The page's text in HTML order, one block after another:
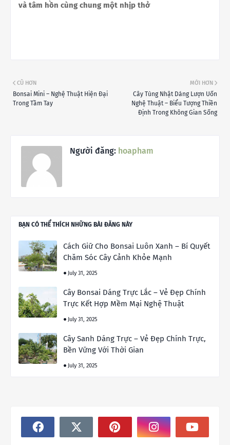
và tâm hồn cùng chung một nhịp thở
MỚI HƠN
Cây Tùng Nhật Dáng Lượn Uốn
Nghệ Thuật – Biểu Tượng Thiền
Định Trong Không Gian Sống
CŨ HƠN
Bonsai Mini – Nghệ Thuật Hiện Đại
Trong Tầm Tay
Người đăng: hoapham
BẠN CÓ THỂ THÍCH NHỮNG BÀI ĐĂNG NÀY
Cách Giữ Cho Bonsai Luôn Xanh – Bí Quyết
Chăm Sóc Cây Cảnh Khỏe Mạnh
July 31, 2025
Cây Bonsai Dáng Trực Lắc – Vẻ Đẹp Chính
Trực Kết Hợp Mềm Mại Nghệ Thuật
July 31, 2025
Cây Sanh Dáng Trực – Vẻ Đẹp Chính Trực,
Bền Vững Với Thời Gian
July 31, 2025